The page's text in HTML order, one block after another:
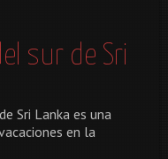
sur de Sri
Sri Lanka es una
en la